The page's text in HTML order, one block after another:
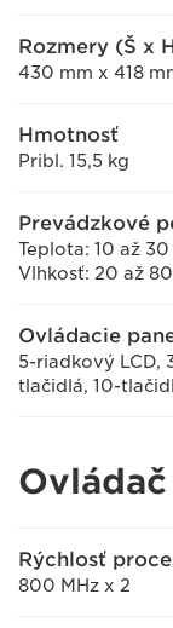
Rozmery (Š x
430 mm x 418
Hmotnosť
Pribl. 15,5 kg
Prevádzkové
Teplota: 10 až 30
Vlhkosť: 20 až
Ovládacie
5-riadkový LCD,
tlačidlá, 10-
Ovládač
Rýchlosť
800 MHz x 2